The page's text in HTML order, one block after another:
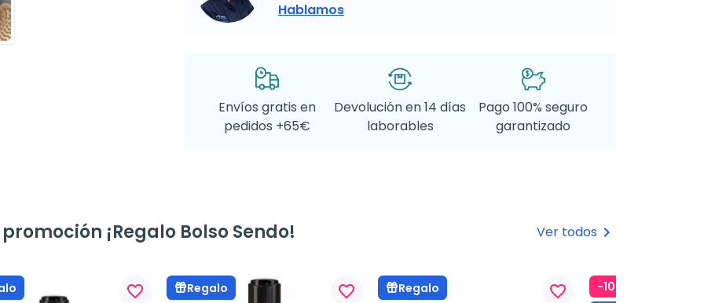
Hablamos
Envíos gratis en
pedidos +65€
Devolución en 14 días
laborables
Pago 100% seguro
garantizado
¡Regalo Bolso Sendo! Ver todos keyboard_arrow_right
favorite_border Regalo favorite_border Regalo favorite_border
-10%